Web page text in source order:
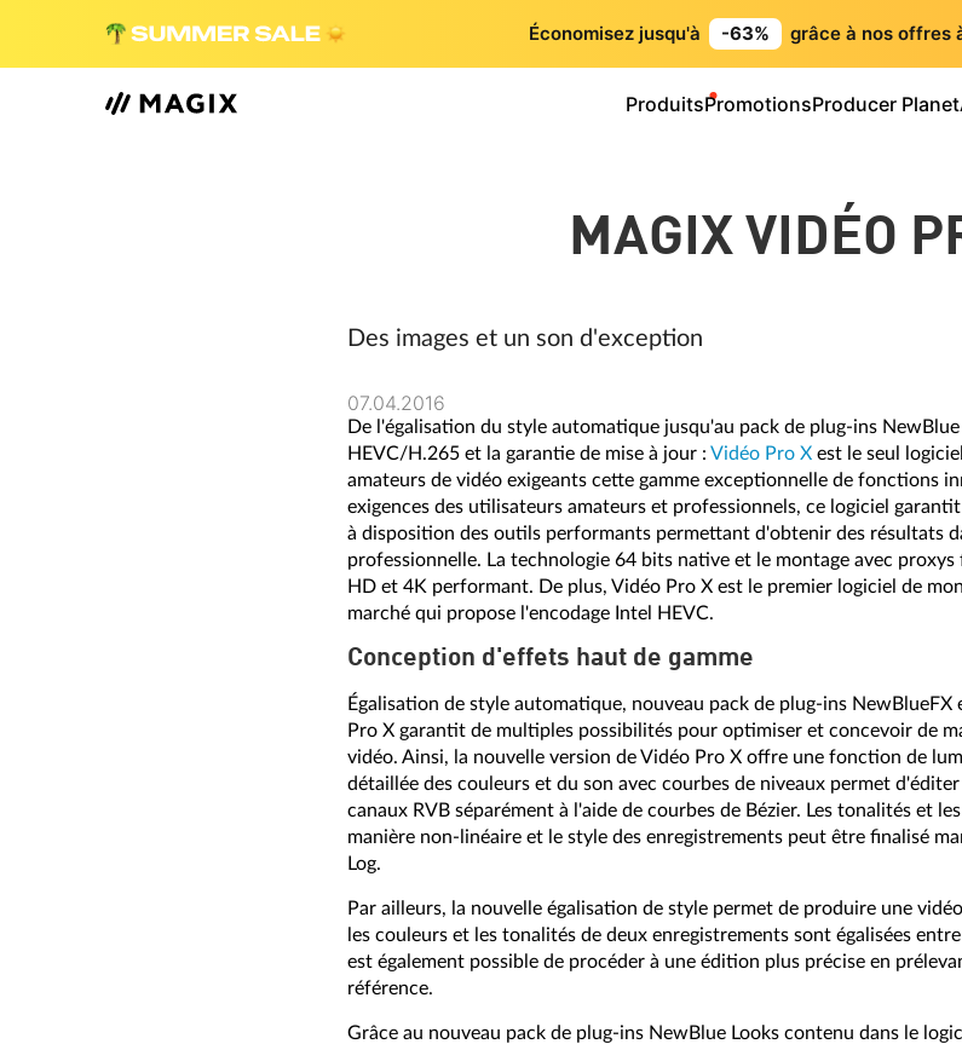
Économisez jusqu'à -63% grâce à nos offres
ProduitsPromotionsProducer Planet
MAGIX VIDÉO
Des images et un son d'exception
07.04.2016
De l'égalisation du style automatique jusqu'au pack de plug-ins
HEVC/H.265 et la garantie de mise à jour : Vidéo Pro X est le seul
amateurs de vidéo exigeants cette gamme exceptionnelle de fonctions
exigences des utilisateurs amateurs et professionnels, ce logiciel
à disposition des outils performants permettant d'obtenir des résultats
professionnelle. La technologie 64 bits native et le montage avec
HD et 4K performant. De plus, Vidéo Pro X est le premier logiciel de
marché qui propose l'encodage Intel HEVC.
Conception d'effets haut de gamme
Égalisation de style automatique, nouveau pack de plug-ins
Pro X garantit de multiples possibilités pour optimiser et concevoir de
vidéo. Ainsi, la nouvelle version de Vidéo Pro X offre une fonction de
détaillée des couleurs et du son avec courbes de niveaux permet
canaux RVB séparément à l'aide de courbes de Bézier. Les tonalités et
manière non-linéaire et le style des enregistrements peut être finalisé
Log.
Par ailleurs, la nouvelle égalisation de style permet de produire une
les couleurs et les tonalités de deux enregistrements sont égalisées
est également possible de procéder à une édition plus précise en
référence.
Grâce au nouveau pack de plug-ins NewBlue Looks contenu dans le